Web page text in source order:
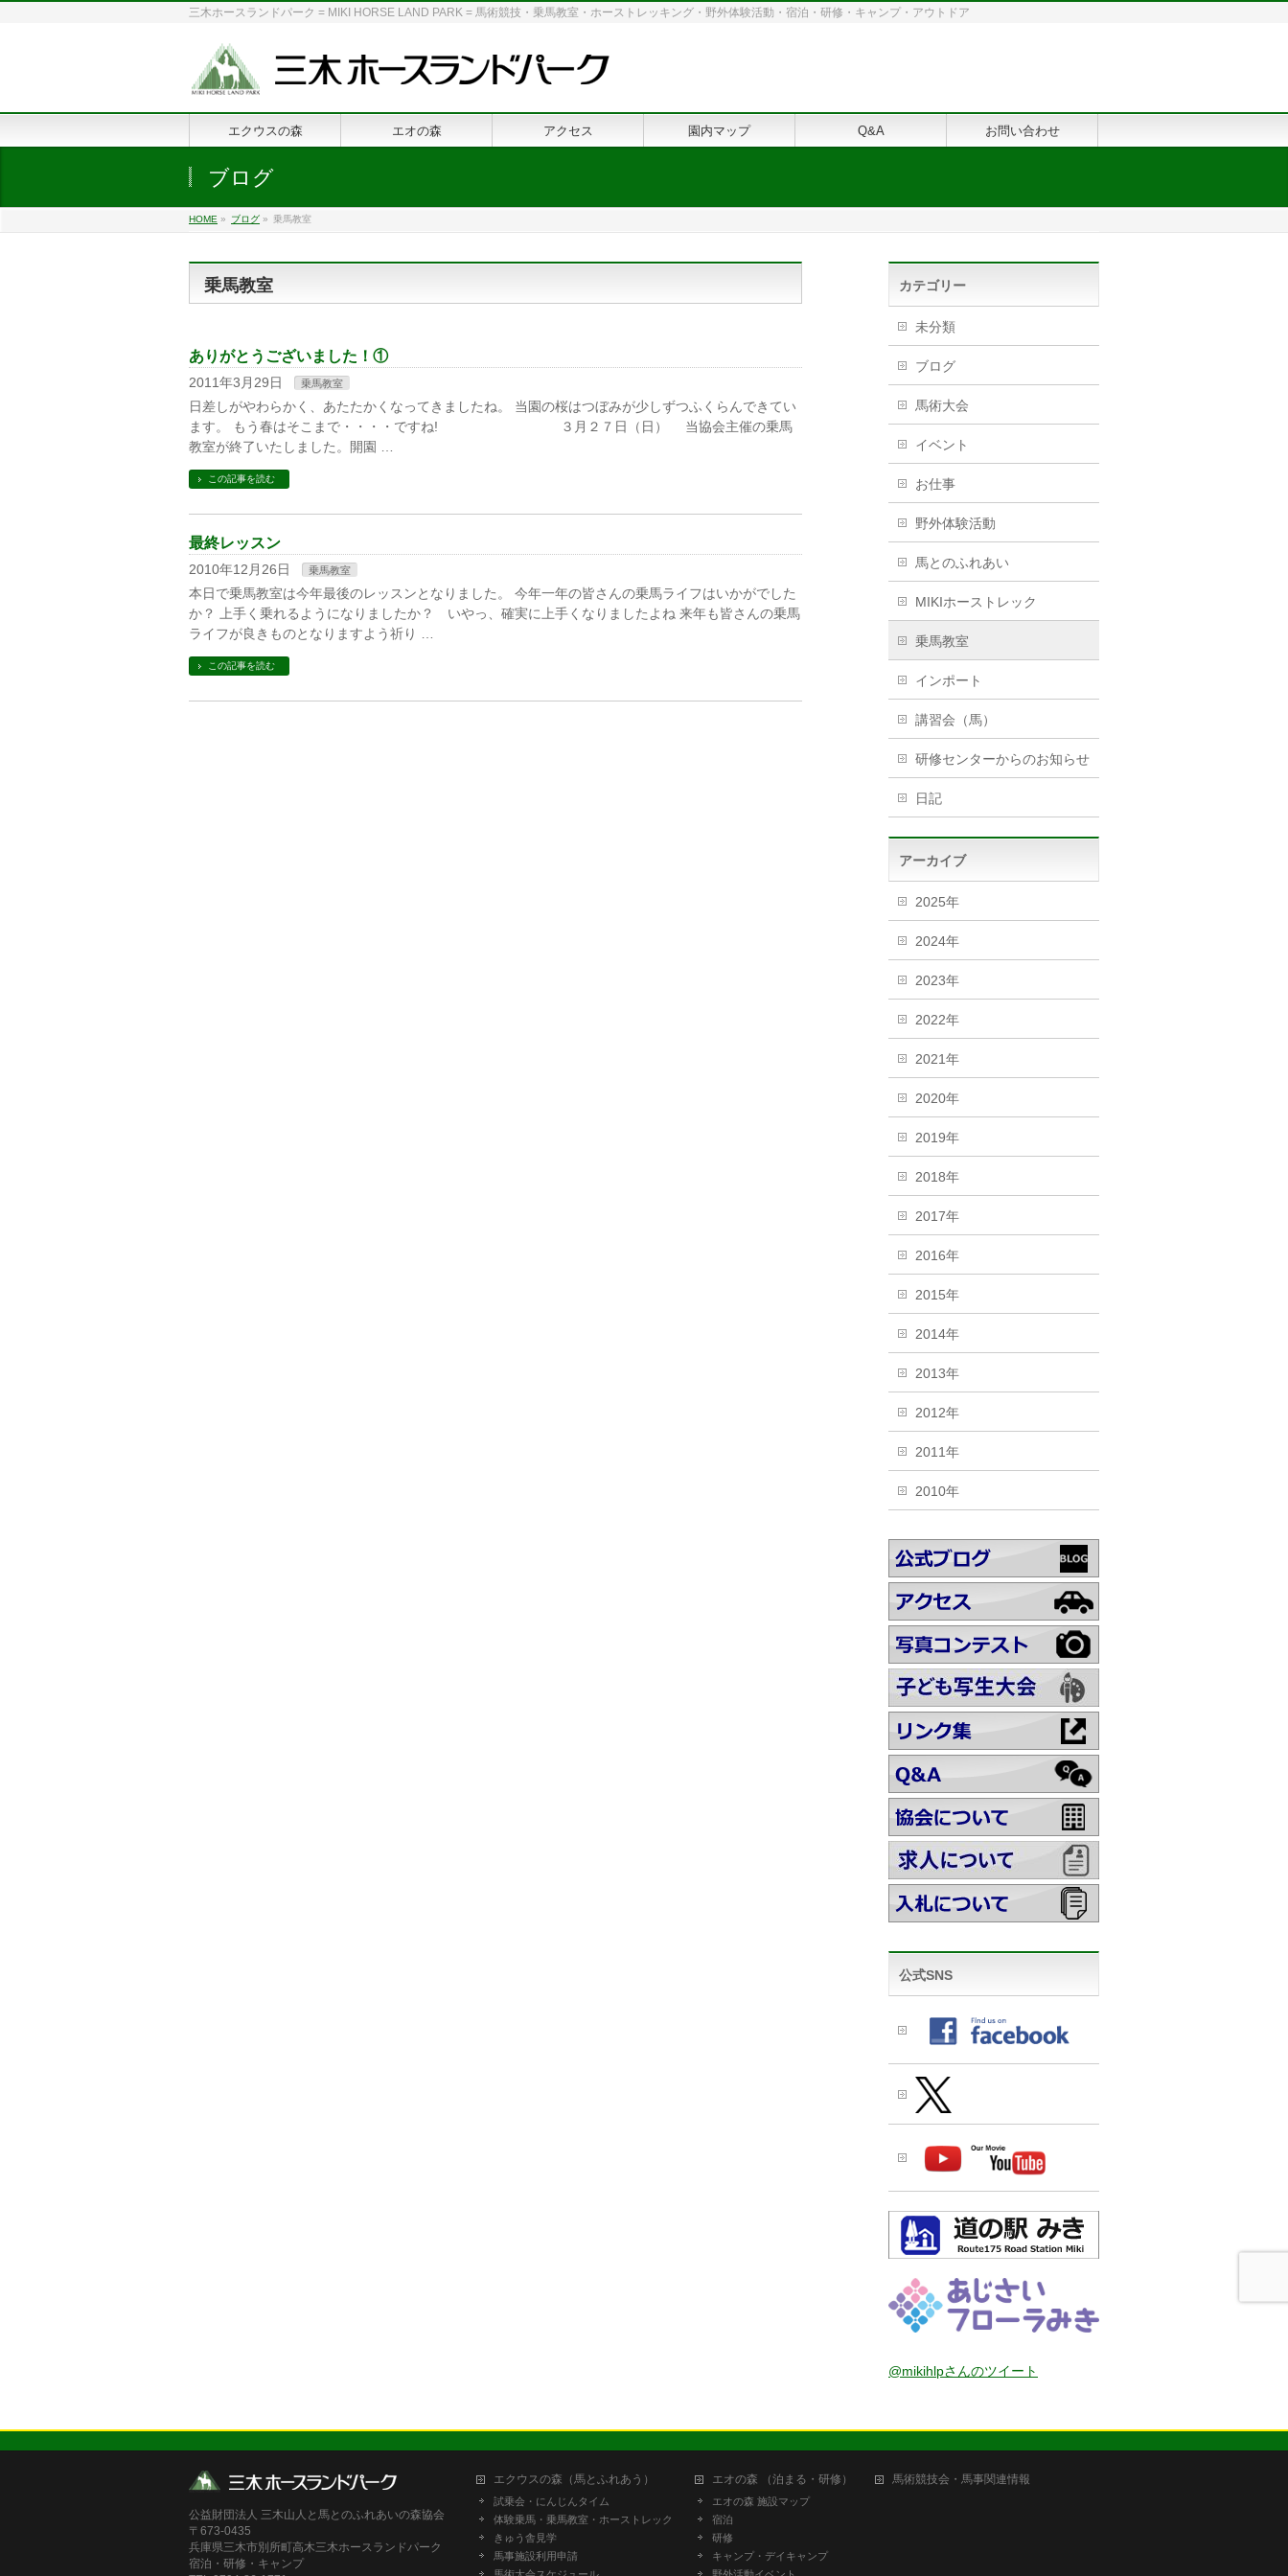
三木ホースランドパーク = MIKI HORSE LAND PARK = 馬術競技・乗馬教室・ホーストレッキング・野外体験活動・宿泊・研修・キャンプ・アウトドア
エクウスの森 エオの森 アクセス 園内マップ Q&A お問い合わせ
ブログ
HOME » ブログ » 乗馬教室
乗馬教室
ありがとうございました！①
2011年3月29日 乗馬教室
日差しがやわらかく、あたたかくなってきましたね。 当園の桜はつぼみが少しずつふくらんできてい
ます。 もう春はそこまで・・・・ですね! ３月２７日（日） 当協会主催の乗馬
教室が終了いたしました。開園 …
この記事を読む
最終レッスン
2010年12月26日 乗馬教室
本日で乗馬教室は今年最後のレッスンとなりました。 今年一年の皆さんの乗馬ライフはいかがでした
か？ 上手く乗れるようになりましたか？ いやっ、確実に上手くなりましたよね 来年も皆さんの乗馬
ライフが良きものとなりますよう祈り …
この記事を読む
カテゴリー
未分類
ブログ
馬術大会
イベント
お仕事
野外体験活動
馬とのふれあい
MIKIホーストレック
乗馬教室
インポート
講習会（馬）
研修センターからのお知らせ
日記
アーカイブ
2025年
2024年
2023年
2022年
2021年
2020年
2019年
2018年
2017年
2016年
2015年
2014年
2013年
2012年
2011年
2010年
公式SNS
@mikihlpさんのツイート
公益財団法人 三木山人と馬とのふれあいの森協会
〒673-0435
兵庫県三木市別所町高木三木ホースランドパーク
宿泊・研修・キャンプ
エクウスの森（馬とふれあう）
試乗会・にんじんタイム
体験乗馬・乗馬教室・ホーストレック
きゅう舎見学
馬事施設利用申請
エオの森 （泊まる・研修）
エオの森 施設マップ
宿泊
研修
キャンプ・デイキャンプ
馬術競技会・馬事関連情報